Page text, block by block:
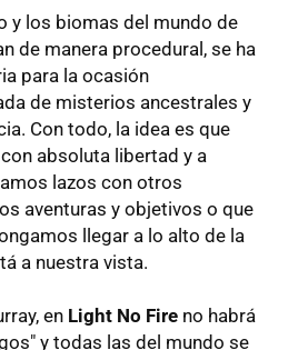
y los biomas del mundo de
de manera procedural, se ha
para la ocasión
de misterios ancestrales y
Con todo, la idea es que
absoluta libertad y a
lazos con otros
aventuras y objetivos o que
llegar a lo alto de la
a nuestra vista.
en Light No Fire no habrá
y todas las del mundo se